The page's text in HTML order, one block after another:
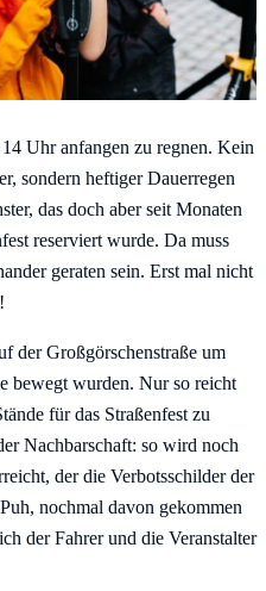
Uhr anfangen zu regnen. Kein
sondern heftiger Dauerregen
das doch aber seit Monaten
reserviert wurde. Da muss
geraten sein. Erst mal nicht
der Großgörschenstraße um
bewegt wurden. Nur so reicht
für das Straßenfest zu
Nachbarschaft: so wird noch
der die Verbotsschilder der
nochmal davon gekommen
der Fahrer und die Veranstalter